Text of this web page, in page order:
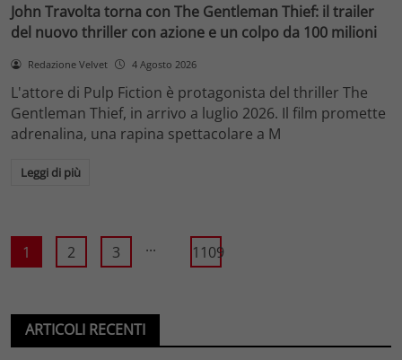
John Travolta torna con The Gentleman Thief: il trailer
del nuovo thriller con azione e un colpo da 100 milioni
Redazione Velvet 4 Agosto 2026
L'attore di Pulp Fiction è protagonista del thriller The
Gentleman Thief, in arrivo a luglio 2026. Il film promette
adrenalina, una rapina spettacolare a M
Leggi di più
1 2 3 ... 1109
ARTICOLI RECENTI